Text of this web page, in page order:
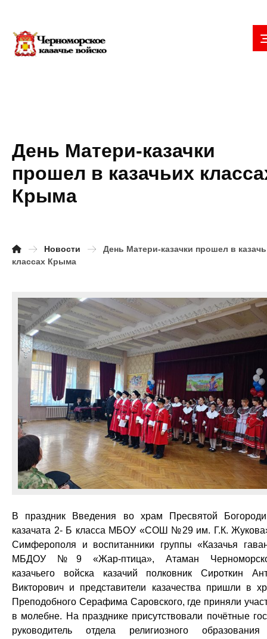
День Матери-казачки
прошел в казачьих
Крыма
Новости
День Матери-казачки прошел в
классах Крыма
В праздник Введения во храм Пресвятой
казачата 2- Б класса МБОУ «СОШ №29 им. Г.К.
Симферополя и воспитанники группы «Казачья
МБДОУ №9 «Жар-птица», Атаман
казачьего войска казачий полковник Сироткин
Викторович и представители казачества пришли в
Преподобного Серафима Саровского, где приняли
в молебне. На празднике присутствовали почётные
руководитель отдела религиозного